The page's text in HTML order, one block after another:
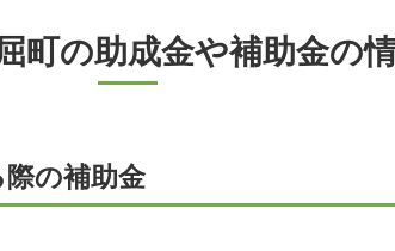
町の助成金や補助金の
の補助金